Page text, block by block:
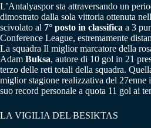
L’Antalyaspor sta attraversando un
dimostrato dalla sola vittoria ottenuta
scivolato al 7° posto in classifica a 3
Conference League, estremamente
La squadra Il miglior marcatore della
Adam Buksa, autore di 10 gol in 21
terzo delle reti totali della squadra.
miglior stagione realizzativa del 27enne
suo record personale a quota 11 gol ai
LA VIGILIA DEL BESIKTAS